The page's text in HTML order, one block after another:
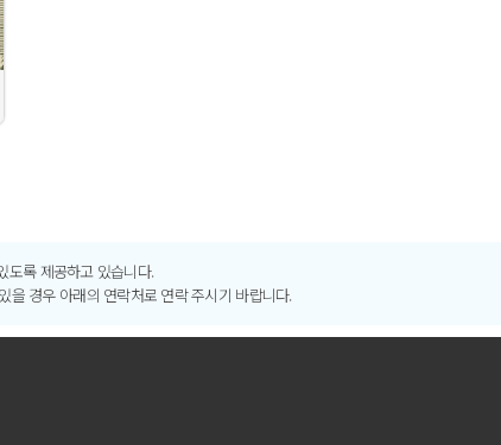
도록 제공하고 있습니다.
을 경우 아래의 연락처로 연락 주시기 바랍니다.